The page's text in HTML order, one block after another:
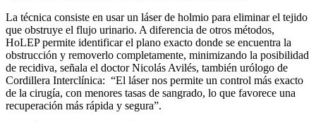
La técnica consiste en usar un láser de holmio para eliminar el tejido
que obstruye el flujo urinario. A diferencia de otros métodos,
HoLEP permite identificar el plano exacto donde se encuentra la
obstrucción y removerlo completamente, minimizando la posibilidad
de recidiva, señala el doctor Nicolás Avilés, también urólogo de
Cordillera Interclínica: “El láser nos permite un control más exacto
de la cirugía, con menores tasas de sangrado, lo que favorece una
recuperación más rápida y segura”.